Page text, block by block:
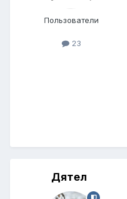
Пользователи
23
Дятел